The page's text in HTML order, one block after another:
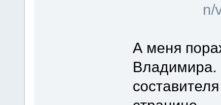
n/
А меня
Владимира.